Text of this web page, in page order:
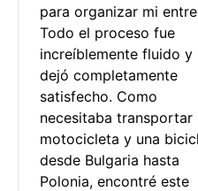
para organizar mi
Todo el proceso fue
increíblemente fluido y
dejó completamente
satisfecho. Como
necesitaba transportar
motocicleta y una
desde Bulgaria hasta
Polonia, encontré este